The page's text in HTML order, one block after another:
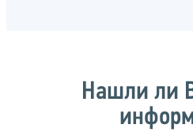
Нашли ли